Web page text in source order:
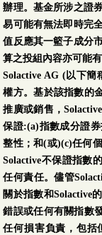
辦理。基金所涉之證
易可能有無法即時完
值反應其一籃子成分
算之投組內容亦可能
Solactive AG (以下簡
權方。基於該指數的
推廣或銷售，
保證:(a)指數成分證
整性；和(或)(c)任何
Solactive不保證指數
任何責任。儘管
關於指數和Solactive
錯誤或任何有關指數
任何損害負責，包括